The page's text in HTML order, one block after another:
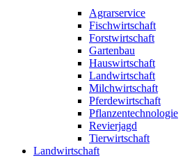
Agrarservice
Fischwirtschaft
Forstwirtschaft
Gartenbau
Hauswirtschaft
Landwirtschaft
Milchwirtschaft
Pferdewirtschaft
Pflanzentechnologie
Revierjagd
Tierwirtschaft
Landwirtschaft